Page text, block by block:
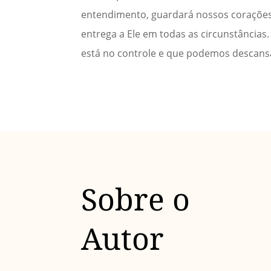
entendimento, guardará nossos
entrega a Ele em todas as
está no controle e que podemos
Sobre o
Autor